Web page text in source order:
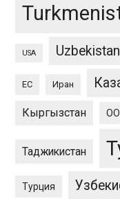
USA Uzbekistan
ЕС Иран
Кыргызстан
Таджикистан
Турция